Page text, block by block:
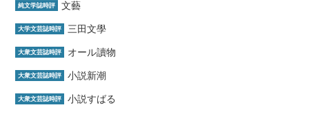
純文学誌時評 文藝
大学文芸誌時評 三田文學
大衆文芸誌時評 オール讀物
大衆文芸誌時評 小説新潮
大衆文芸誌時評 小説すばる